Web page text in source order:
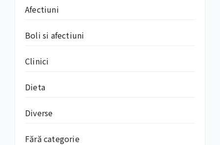
Afectiuni
Boli si afectiuni
Clinici
Dieta
Diverse
Fără categorie